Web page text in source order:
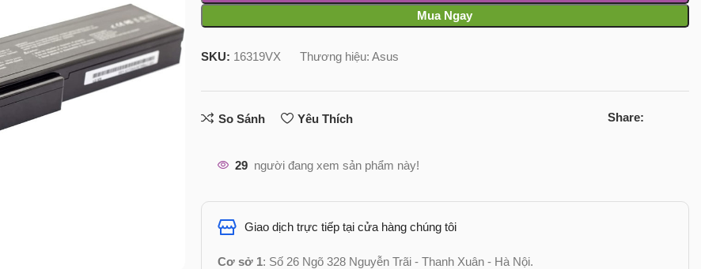
Mua Ngay
SKU: 16319VX Thương hiệu: Asus
So Sánh Yêu Thích Share:
29 người đang xem sản phẩm này!
Giao dịch trực tiếp tại cửa hàng chúng tôi
Cơ sở 1: Số 26 Ngõ 328 Nguyễn Trãi - Thanh Xuân - Hà Nội.